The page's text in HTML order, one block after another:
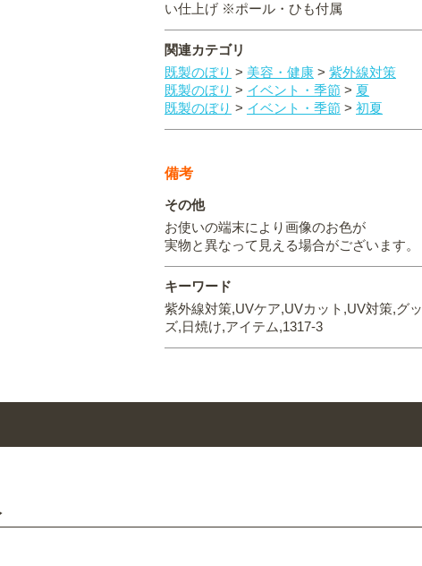
い仕上げ ※ポール・ひも付属
関連カテゴリ
既製のぼり > 美容・健康 > 紫外線対策
既製のぼり > イベント・季節 > 夏
既製のぼり > イベント・季節 > 初夏
備考
その他
お使いの端末により画像のお色が
実物と異なって見える場合がございます。
キーワード
紫外線対策,UVケア,UVカット,UV対策,グッ
ズ,日焼け,アイテム,1317-3